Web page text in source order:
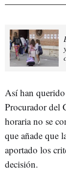
Así han
Procurador del
horaria no se
que añade que
aportado los
decisión.